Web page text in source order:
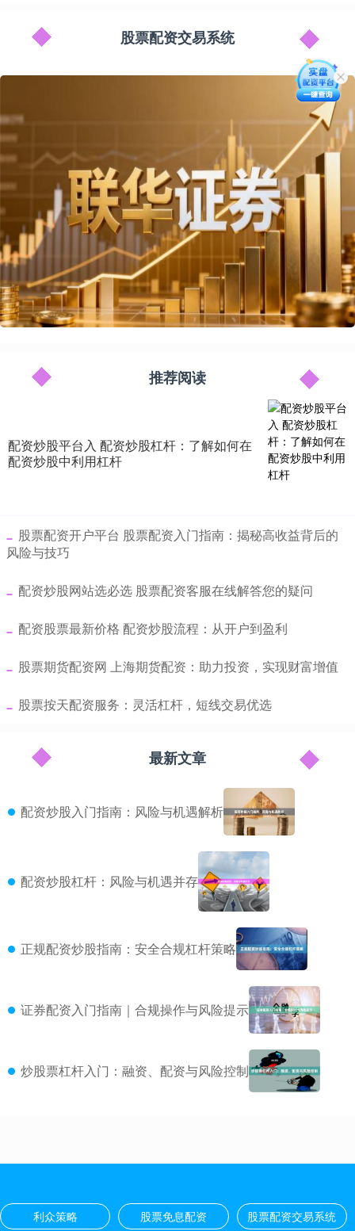
股票配资交易系统
推荐阅读
配资炒股平台入 配资炒股杠杆：了解如何在
配资炒股中利用杠杆
​股票配资开户平台 股票配资入门指南：揭秘高收益背后的
风险与技巧
​配资炒股网站选必选 股票配资客服在线解答您的疑问
​配资股票最新价格 配资炒股流程：从开户到盈利
​股票期货配资网 上海期货配资：助力投资，实现财富增值
​股票按天配资服务：灵活杠杆，短线交易优选
最新文章
配资炒股入门指南：风险与机遇解析
配资炒股杠杆：风险与机遇并存
正规配资炒股指南：安全合规杠杆策略
证券配资入门指南｜合规操作与风险提示
炒股票杠杆入门：融资、配资与风险控制
利众策略 股票免息配资 股票配资交易系统